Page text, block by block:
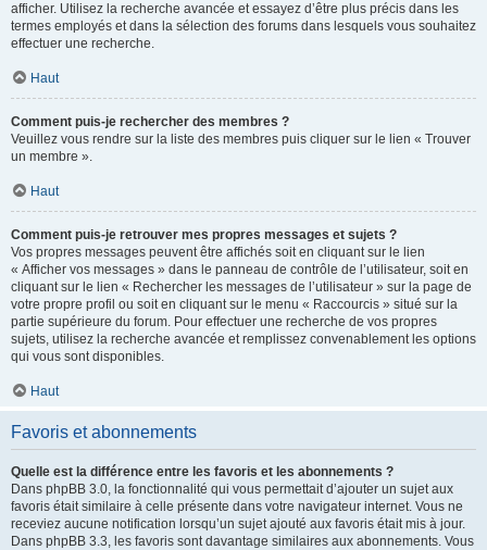
afficher. Utilisez la recherche avancée et essayez d’être plus précis dans les
termes employés et dans la sélection des forums dans lesquels vous souhaitez
effectuer une recherche.
Haut
Comment puis-je rechercher des membres ?
Veuillez vous rendre sur la liste des membres puis cliquer sur le lien « Trouver
un membre ».
Haut
Comment puis-je retrouver mes propres messages et sujets ?
Vos propres messages peuvent être affichés soit en cliquant sur le lien
« Afficher vos messages » dans le panneau de contrôle de l’utilisateur, soit en
cliquant sur le lien « Rechercher les messages de l’utilisateur » sur la page de
votre propre profil ou soit en cliquant sur le menu « Raccourcis » situé sur la
partie supérieure du forum. Pour effectuer une recherche de vos propres
sujets, utilisez la recherche avancée et remplissez convenablement les options
qui vous sont disponibles.
Haut
Favoris et abonnements
Quelle est la différence entre les favoris et les abonnements ?
Dans phpBB 3.0, la fonctionnalité qui vous permettait d’ajouter un sujet aux
favoris était similaire à celle présente dans votre navigateur internet. Vous ne
receviez aucune notification lorsqu’un sujet ajouté aux favoris était mis à jour.
Dans phpBB 3.3, les favoris sont davantage similaires aux abonnements. Vous